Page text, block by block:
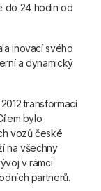
do 24 hodin od
inovací svého
a dynamický
transformací
bylo
vozů české
na všechny
v rámci
partnerů.